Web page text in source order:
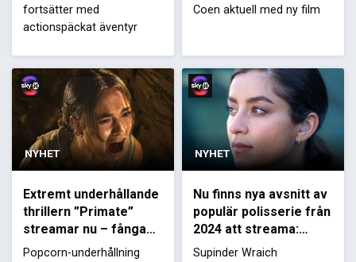
fortsätter med
actionspäckat äventyr
Coen aktuell med ny film
NYHET
Extremt underhållande
thrillern ”Primate”
streamar nu – fångade
av ilsken apa
Popcorn-underhållning
NYHET
Nu finns nya avsnitt av
populär polisserie från
2024 att streama:
”Imponerande”
Supinder Wraich